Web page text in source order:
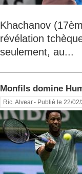
Khachanov
révélation
seulement, au...
Monfils domine
Ric. Alvear- Publié le 22/